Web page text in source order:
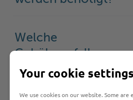
Welche
Gebühren fallen
an?
Your cookie settings
We use cookies on our website. Some are